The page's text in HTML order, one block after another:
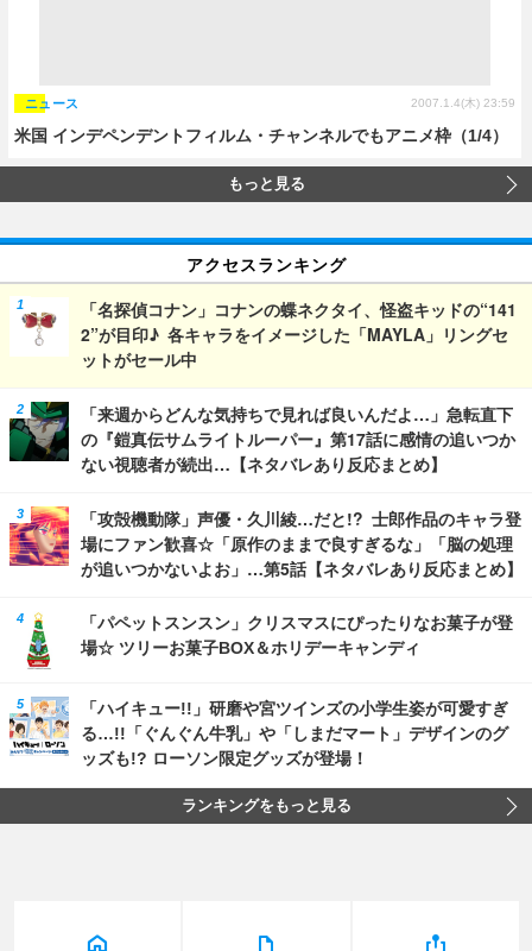
米国 インデペンデントフィルム・チャンネルでもアニメ枠（1/4）
ニュース 2007.1.4(木) 23:59
もっと見る
アクセスランキング
「名探偵コナン」コナンの蝶ネクタイ、怪盗キッドの“141
2”が目印♪ 各キャラをイメージした「MAYLA」リングセ
ットがセール中
「来週からどんな気持ちで見れば良いんだよ…」急転直下
の『鎧真伝サムライトルーパー』第17話に感情の追いつか
ない視聴者が続出…【ネタバレあり反応まとめ】
「攻殻機動隊」声優・久川綾…だと!? 士郎作品のキャラ登
場にファン歓喜☆「原作のままで良すぎるな」「脳の処理
が追いつかないよお」…第5話【ネタバレあり反応まとめ】
「パペットスンスン」クリスマスにぴったりなお菓子が登
場☆ ツリーお菓子BOX＆ホリデーキャンディ
「ハイキュー!!」研磨や宮ツインズの小学生姿が可愛すぎ
る…!!「ぐんぐん牛乳」や「しまだマート」デザインのグ
ッズも!? ローソン限定グッズが登場！
ランキングをもっと見る